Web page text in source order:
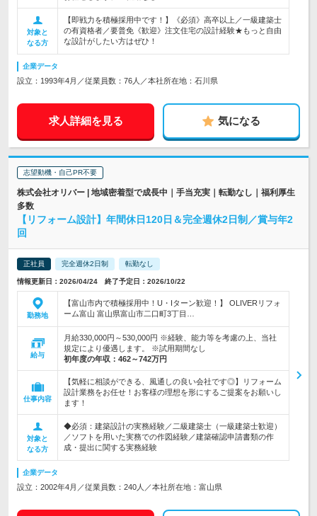
対象と
なる方
【即戦力を積極採用中です！】《必須》高卒以上／一級建築士
の有資格者／要普免《歓迎》注文住宅の設計経験★もっと自由
な設計がしたい方はぜひ！
企業データ
設立：1993年4月／従業員数：76人／本社所在地：石川県
求人詳細を見る 気になる
志望動機・自己PR不要
株式会社オリバー | 地域密着型で成長中｜手当充実｜転勤なし｜福利厚生
多数
【リフォーム設計】年間休日120日＆完全週休2日制／賞与年2
回
正社員 完全週休2日制 転勤なし
情報更新日：2026/04/24 終了予定日：2026/10/22
勤務地
【富山市内で積極採用中！U・Iターン歓迎！】 OLIVERリフォ
ーム富山 富山県富山市二口町3丁目…
給与
月給330,000円～530,000円 ※経験、能力等を考慮の上、当社
規定により優遇します。 ※試用期間なし
初年度の年収： 462～742万円
仕事内容
【気軽に相談ができる、風通しの良い会社です◎】リフォーム
設計業務をお任せ！お客様の理想を形にするご提案をお願いし
ます！
対象と
なる方
◆必須：建築設計の実務経験／二級建築士（一級建築士歓迎）
／ソフトを用いた実務での作図経験／建築確認申請書類の作
成・提出に関する実務経験
企業データ
設立：2002年4月／従業員数：240人／本社所在地：富山県